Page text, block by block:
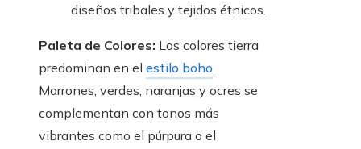
diseños tribales y tejidos étnicos.
Paleta de Colores: Los colores tierra
predominan en el estilo boho.
Marrones, verdes, naranjas y ocres se
complementan con tonos más
vibrantes como el púrpura o el